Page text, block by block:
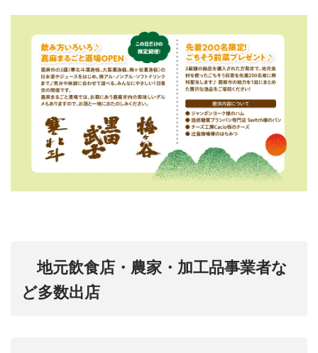
地元飲食店・農家・加工品事業者な
ど多数出店